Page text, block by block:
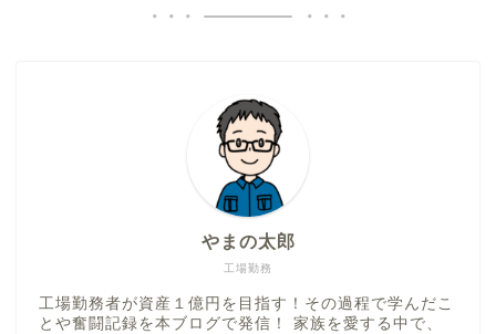
工場勤務
やまの太郎
工場勤務者が資産１億円を目指す！その過程で学んだこ
とや奮闘記録を本ブログで発信！ 家族を愛する中で、